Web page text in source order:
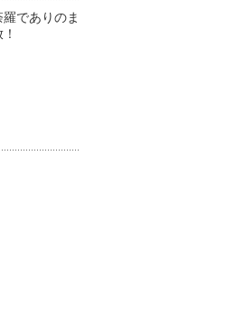
でありのま